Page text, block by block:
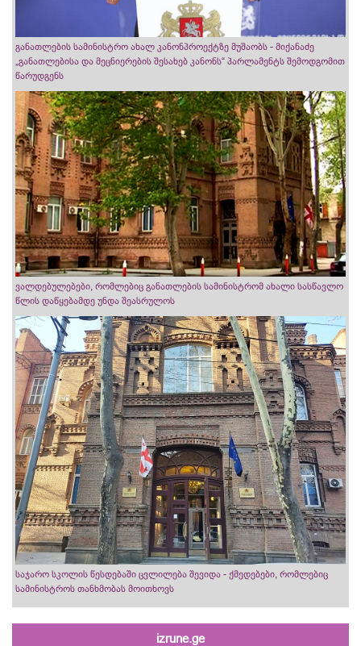
განათლების სამინისტრო ახალ კანონპროექტზე მუშაობს - მიქანაძე
„განათლებისა და მეცნიერების შესახებ კანონს“ პარლამენტს შემოდგომით
წარუდგენს
ვალდებულებები, რომლებიც განათლების სამინისტრომ ახალი სასწავლო
წლის დაწყებამდე უნდა შეასრულოს
საჯარო სკოლის წესდებაში ცვლილება შევიდა - ქმედებები, რომლებიც
სამინისტროს თანხმობას მოითხოვს
izrune.ge